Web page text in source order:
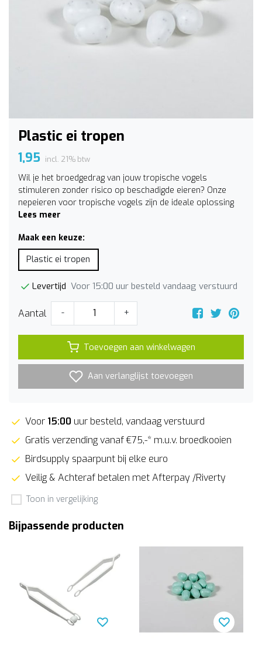
Plastic ei tropen
1,95 incl. 21% btw
Wil je het broedgedrag van jouw tropische vogels
stimuleren zonder risico op beschadigde eieren? Onze
nepeieren voor tropische vogels zijn de ideale oplossing
Lees meer
Maak een keuze:
Plastic ei tropen
Levertijd Voor 15:00 uur besteld vandaag verstuurd
Aantal - +
Toevoegen aan winkelwagen
Aan verlanglijst toevoegen
Voor 15:00 uur besteld, vandaag verstuurd
Gratis verzending vanaf €75,-* m.u.v. broedkooien
Birdsupply spaarpunt bij elke euro
Veilig & Achteraf betalen met Afterpay /Riverty
Toon in vergelijking
Bijpassende producten